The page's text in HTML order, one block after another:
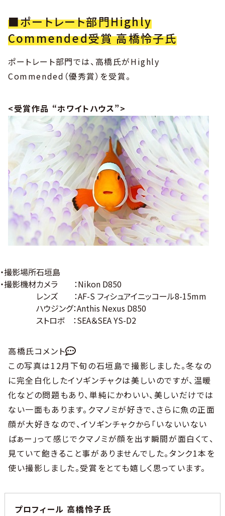
■ポートレート部門Highly
Commended受賞 高橋怜子氏
ポートレート部門では、高橋氏がHighly
Commended（優秀賞）を受賞。
<受賞作品 “ホワイトハウス”>
・撮影場所石垣島
・撮影機材カメラ ：Nikon D850
レンズ ：AF-S フィシュアイニッコール8-15mm
ハウジング：Anthis Nexus D850
ストロボ ：SEA＆SEA YS-D2
高橋氏コメント
この写真は12月下旬の石垣島で撮影しました。冬なの
に完全白化したイソギンチャクは美しいのですが、温暖
化などの問題もあり、単純にかわいい、美しいだけでは
ない一面もあります。クマノミが好きで、さらに魚の正面
顔が大好きなので、イソギンチャクから「いないいない
ばぁー」って感じでクマノミが顔を出す瞬間が面白くて、
見ていて飽きること事がありませんでした。タンク1本を
使い撮影しました。受賞をとても嬉しく思っています。
プロフィール 高橋怜子氏